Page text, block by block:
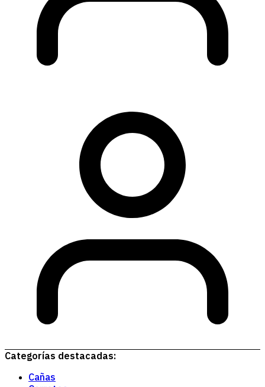
Categorías destacadas:
Cañas